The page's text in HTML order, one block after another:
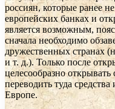
россиян, которые ранее
европейских банках и
является возможным,
сначала необходимо
дружественных странах
и т. д.). Только после
целесообразно
переводить туда
Европе.